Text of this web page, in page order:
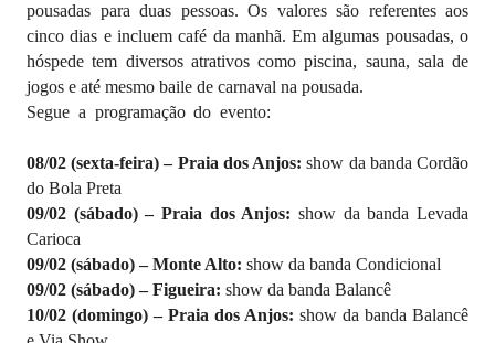
pousadas para duas pessoas. Os valores são referentes aos
cinco dias e incluem café da manhã. Em algumas pousadas, o
hóspede tem diversos atrativos como piscina, sauna, sala de
jogos e até mesmo baile de carnaval na pousada.
Segue a programação do evento:
08/02 (sexta-feira) – Praia dos Anjos: show da banda Cordão
do Bola Preta
09/02 (sábado) – Praia dos Anjos: show da banda Levada
Carioca
09/02 (sábado) – Monte Alto: show da banda Condicional
09/02 (sábado) – Figueira: show da banda Balancê
10/02 (domingo) – Praia dos Anjos: show da banda Balancê